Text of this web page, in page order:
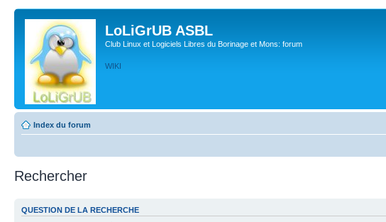
LoLiGrUB ASBL
Club Linux et Logiciels Libres du Borinage et Mons: forum
WIKI
Index du forum
Rechercher
QUESTION DE LA RECHERCHE